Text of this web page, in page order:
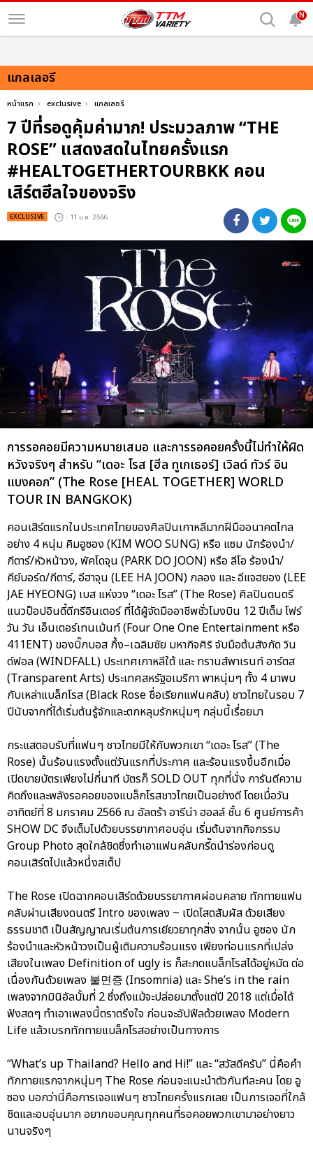
N
แกลเลอรี
หน้าแรก exclusive แกลเลอรี
7 ปีที่รอดูคุ้มค่ามาก! ประมวลภาพ “THE
ROSE” แสดงสดในไทยครั้งแรก
#HEALTOGETHERTOURBKK คอน
เสิร์ตฮีลใจของจริง
EXCLUSIVE : 11 ม.ค. 2566
การรอคอยมีความหมายเสมอ และการรอคอยครั้งนี้ไม่ทำให้ผิด
หวังจริงๆ สำหรับ “เดอะ โรส [ฮีล ทูเกเธอร์] เวิลด์ ทัวร์ อิน
แบงคอก” (The Rose [HEAL TOGETHER] WORLD
TOUR IN BANGKOK)
คอนเสิร์ตแรกในประเทศไทยของศิลปินเกาหลีมากฝีมืออนาคตไกล
อย่าง 4 หนุ่ม คิมอูซอง (KIM WOO SUNG) หรือ แซม นักร้องนำ/
กีตาร์/หัวหน้าวง, พัคโดจุน (PARK DO JOON) หรือ ลีโอ ร้องนำ/
คีย์บอร์ด/กีตาร์, อีฮาจุน (LEE HA JOON) กลอง และ อีแจฮยอง (LEE
JAE HYEONG) เบส แห่งวง “เดอะ โรส” (The Rose) ศิลปินดนตรี
แนวป็อปอินดี้ดีกรีอินเตอร์ ที่ได้ผู้จัดมืออาชีพชั่วโมงบิน 12 ปีเต็ม โฟร์
วัน วัน เอ็นเตอร์เทนเม้นท์ (Four One One Entertainment หรือ
411ENT) ของบิ๊กบอส กึ้ง–เฉลิมชัย มหากิจศิริ จับมือต้นสังกัด วิน
ด์ฟอล (WINDFALL) ประเทศเกาหลีใต้ และ ทรานส์พาเรนท์ อาร์ตส
(Transparent Arts) ประเทศสหรัฐอเมริกา พาหนุ่มๆ ทั้ง 4 มาพบ
กับเหล่าแบล็กโรส (Black Rose ชื่อเรียกแฟนคลับ) ชาวไทยในรอบ 7
ปีนับจากที่ได้เริ่มต้นรู้จักและตกหลุมรักหนุ่มๆ กลุ่มนี้เรื่อยมา
กระแสตอบรับที่แฟนๆ ชาวไทยมีให้กับพวกเขา “เดอะ โรส” (The
Rose) นั้นร้อนแรงตั้งแต่วันแรกที่ประกาศ และร้อนแรงขึ้นอีกเมื่อ
เปิดขายบัตรเพียงไม่กี่นาที บัตรก็ SOLD OUT ทุกที่นั่ง การันตีความ
คิดถึงและพลังรอคอยของแบล็กโรสชาวไทยเป็นอย่างดี โดยเมื่อวัน
อาทิตย์ที่ 8 มกราคม 2566 ณ อัลตร้า อารีน่า ฮอลล์ ชั้น 6 ศูนย์การค้า
SHOW DC จึงเต็มไปด้วยบรรยากาศอบอุ่น เริ่มต้นจากกิจกรรม
Group Photo สุดใกล้ชิดซึ่งทำเอาแฟนคลับกรี๊ดนำร่องก่อนดู
คอนเสิร์ตไปแล้วหนึ่งสเต็ป
The Rose เปิดฉากคอนเสิร์ตด้วยบรรยากาศผ่อนคลาย ทักทายแฟน
คลับผ่านเสียงดนตรี Intro ของเพลง ~ เปิดโสตสัมผัส ด้วยเสียง
ธรรมชาติ เป็นสัญญาณเริ่มต้นการเยียวยาทุกสิ่ง จากนั้น อูซอง นัก
ร้องนำและหัวหน้าวงเป็นผู้เติมความร้อนแรง เพียงท่อนแรกที่เปล่ง
เสียงในเพลง Definition of ugly is ก็สะกดแบล็กโรสได้อยู่หมัด ต่อ
เนื่องกันด้วยเพลง 불면증 (Insomnia) และ She’s in the rain
เพลงจากมินิอัลบั้มที่ 2 ซึ่งถึงแม้จะปล่อยมาตั้งแต่ปี 2018 แต่เมื่อได้
ฟังสดๆ ทำเอาเพลงนี้ตราตรึงใจ ก่อนจะอัปฟีลด้วยเพลง Modern
Life แล้วเบรกทักทายแบล็กโรสอย่างเป็นทางการ
“What’s up Thailand? Hello and Hi!” และ “สวัสดีครับ” นี่คือคำ
ทักทายแรกจากหนุ่มๆ The Rose ก่อนจะแนะนำตัวกันทีละคน โดย อู
ซอง บอกว่านี่คือการเจอแฟนๆ ชาวไทยครั้งแรกเลย เป็นการเจอที่ใกล้
ชิดและอบอุ่นมาก อยากขอบคุณทุกคนที่รอคอยพวกเขามาอย่างยาว
นานจริงๆ